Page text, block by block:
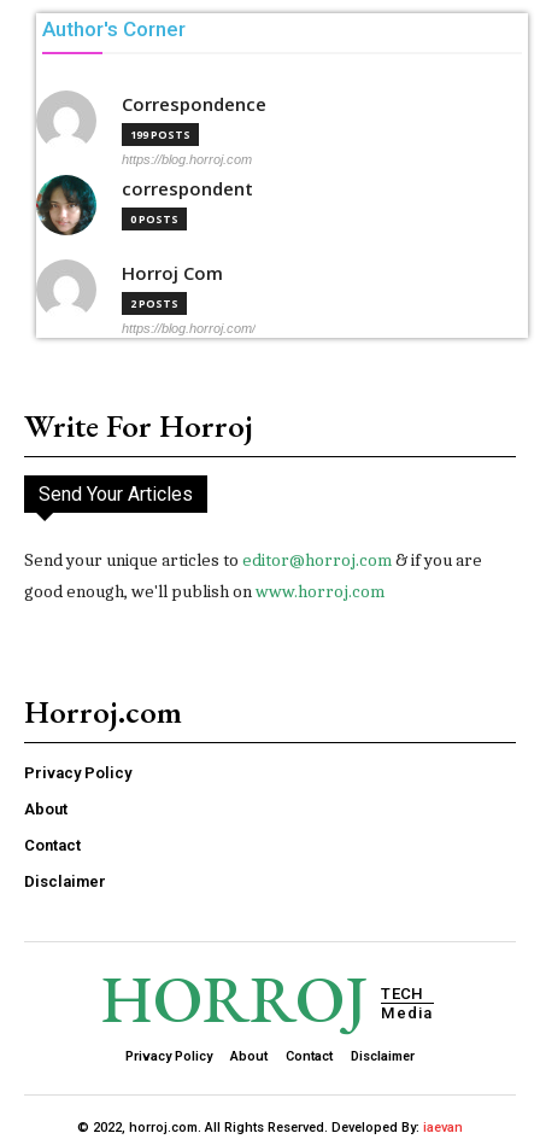
Author's Corner
Correspondence
199 POSTS
https://blog.horroj.com
correspondent
0 POSTS
Horroj Com
2 POSTS
https://blog.horroj.com/
Write For Horroj
Send Your Articles
Send your unique articles to editor@horroj.com& if you are
good enough, we'll publish onwww.horroj.com
Horroj.com
Privacy Policy
About
Contact
Disclaimer
HORROJ
TECH
Media
Privacy Policy About Contact Disclaimer
© 2022, horroj.com. All Rights Reserved. Developed By: iaevan